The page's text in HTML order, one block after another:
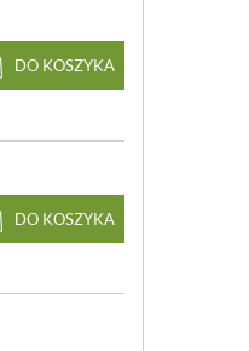
DO KOSZYKA
DO KOSZYKA